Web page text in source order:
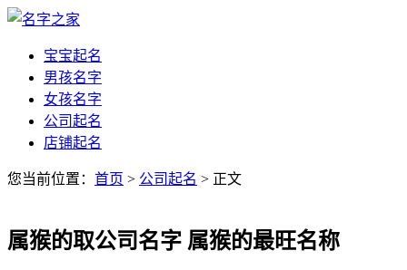
宝宝起名
男孩名字
女孩名字
公司起名
店铺起名
您当前位置： 首页 > 公司起名 > 正文
属猴的取公司名字 属猴的最旺名称